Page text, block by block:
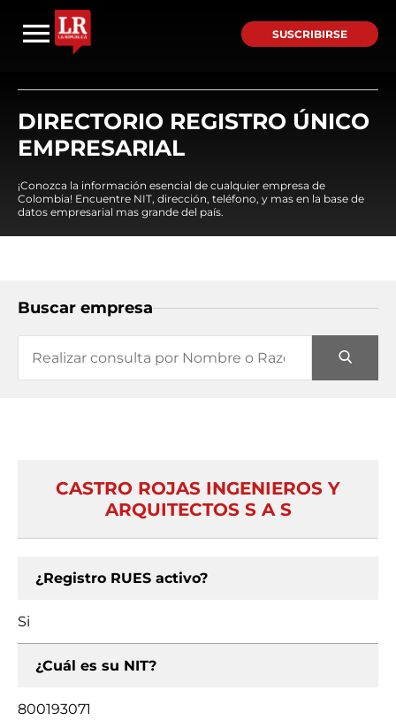
SUSCRIBIRSE
DIRECTORIO REGISTRO ÚNICO
EMPRESARIAL
¡Conozca la información esencial de cualquier empresa de
Colombia! Encuentre NIT, dirección, teléfono, y mas en la base de
datos empresarial mas grande del país.
Buscar empresa
CASTRO ROJAS INGENIEROS Y
ARQUITECTOS S A S
¿Registro RUES activo?
Si
¿Cuál es su NIT?
800193071